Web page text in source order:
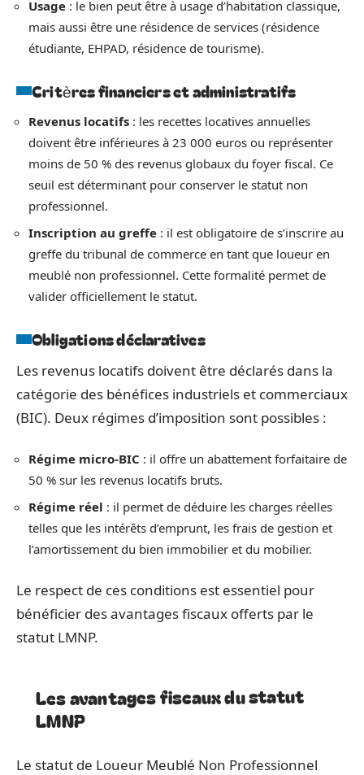
Usage : le bien peut être à usage d’habitation classique,
mais aussi être une résidence de services (résidence
étudiante, EHPAD, résidence de tourisme).
Critères financiers et administratifs
Revenus locatifs : les recettes locatives annuelles
doivent être inférieures à 23 000 euros ou représenter
moins de 50 % des revenus globaux du foyer fiscal. Ce
seuil est déterminant pour conserver le statut non
professionnel.
Inscription au greffe : il est obligatoire de s’inscrire au
greffe du tribunal de commerce en tant que loueur en
meublé non professionnel. Cette formalité permet de
valider officiellement le statut.
Obligations déclaratives
Les revenus locatifs doivent être déclarés dans la
catégorie des bénéfices industriels et commerciaux
(BIC). Deux régimes d’imposition sont possibles :
Régime micro-BIC : il offre un abattement forfaitaire de
50 % sur les revenus locatifs bruts.
Régime réel : il permet de déduire les charges réelles
telles que les intérêts d’emprunt, les frais de gestion et
l’amortissement du bien immobilier et du mobilier.
Le respect de ces conditions est essentiel pour
bénéficier des avantages fiscaux offerts par le
statut LMNP.
Les avantages fiscaux du statut
LMNP
Le statut de Loueur Meublé Non Professionnel